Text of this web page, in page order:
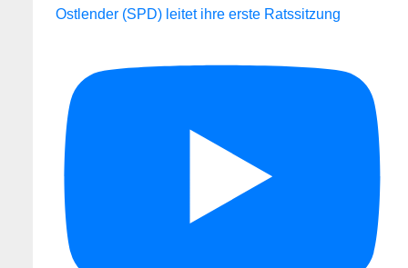
Ostlender (SPD) leitet ihre erste Ratssitzung